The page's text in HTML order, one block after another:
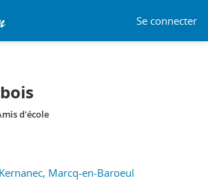
Se connecter
Marcq-en-Baroeul
d'école